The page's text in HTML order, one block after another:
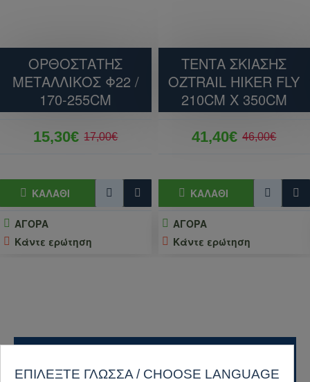
ΟΡΘΟΣΤΆΤΗΣ
ΜΕΤΑΛΛΙΚΌΣ Φ22 /
170-255CM
15,30€ 17,00€
ΚΑΛΆΘΙ
ΑΓΟΡΑ
Κάντε ερώτηση
ΤΕΝΤΑ ΣΚΙΑΣΗΣ
OZTRAIL HIKER FLY
210CM X 350CM
41,40€ 46,00€
ΚΑΛΆΘΙ
ΑΓΟΡΑ
Κάντε ερώτηση
ΕΠΙΛΈΞΤΕ ΓΛΏΣΣΑ / CHOOSE LANGUAGE